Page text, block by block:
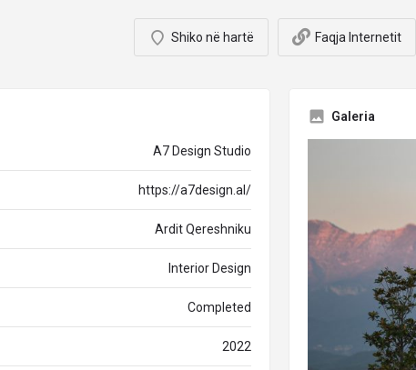
Shiko në hartë Faqja Internetit
A7 Design Studio
https://a7design.al/
Ardit Qereshniku
Interior Design
Completed
2022
Galeria